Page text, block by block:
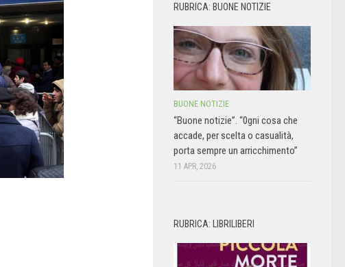
RUBRICA: BUONE NOTIZIE
BUONE NOTIZIE
“Buone notizie”. “0gni cosa che
accade, per scelta o casualità,
porta sempre un arricchimento”
11 APR, 2026
RUBRICA: LIBRILIBERI